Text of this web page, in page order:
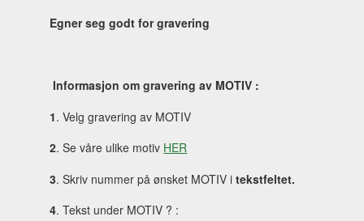
Egner seg godt for gravering
Informasjon om gravering av MOTIV :
1. Velg gravering av MOTIV
2. Se våre ulike motiv HER
3. Skriv nummer på ønsket MOTIV itekstfeltet.
4. Tekst under MOTIV ? :